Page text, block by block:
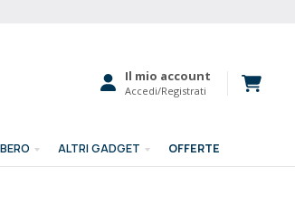
Il mio account
Accedi/Registrati
ALTRI GADGET OFFERTE